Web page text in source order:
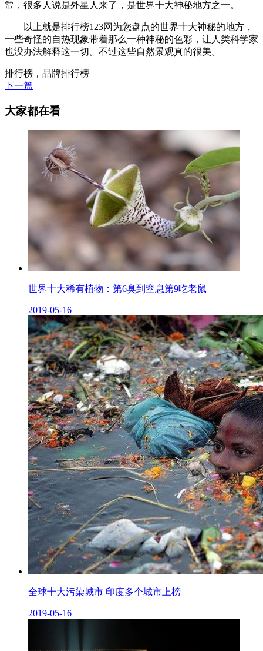
常，很多人说是外星人来了，是世界十大神秘地方之一。
以上就是排行榜123网为您盘点的世界十大神秘的地方，
一些奇怪的自热现象带着那么一种神秘的色彩，让人类科学家
也没办法解释这一切。不过这些自然景观真的很美。
排行榜，品牌排行榜
下一篇
大家都在看
世界十大稀有植物：第6臭到窒息第9吃老鼠
2019-05-16
全球十大污染城市 印度多个城市上榜
2019-05-16